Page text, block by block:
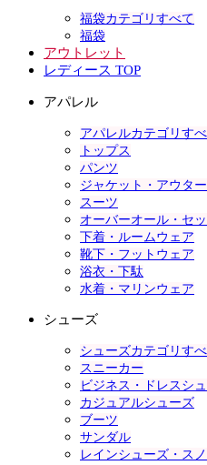
福袋カテゴリすべて
福袋
アウトレット
レディース TOP
アパレル
アパレルカテゴリす
トップス
パンツ
ジャケット・アウター
スーツ
オーバーオール・セ
下着・ルームウェア
靴下・フットウェア
浴衣・下駄
水着・マリンウェア
シューズ
シューズカテゴリす
スニーカー
ビジネス・ドレスシ
カジュアルシューズ
ブーツ
サンダル
レインシューズ・ス